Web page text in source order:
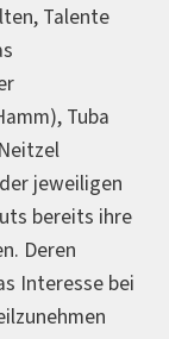
Talente
Tuba
jeweiligen
bereits ihre
Deren
Interesse bei